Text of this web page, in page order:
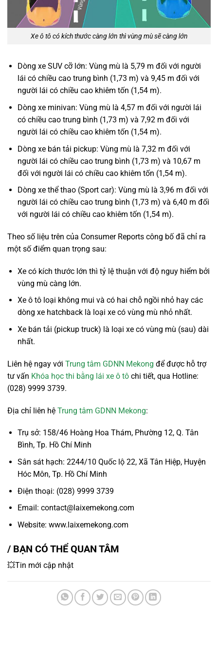
Xe ô tô có kích thước càng lớn thì vùng mù sẽ càng lớn
Dòng xe SUV cỡ lớn: Vùng mù là 5,79 m đối với người
lái có chiều cao trung bình (1,73 m) và 9,45 m đối với
người lái có chiều cao khiêm tốn (1,54 m).
Dòng xe minivan: Vùng mù là 4,57 m đối với người lái
có chiều cao trung bình (1,73 m) và 7,92 m đối với
người lái có chiều cao khiêm tốn (1,54 m).
Dòng xe bán tải pickup: Vùng mù là 7,32 m đối với
người lái có chiều cao trung bình (1,73 m) và 10,67 m
đối với người lái có chiều cao khiêm tốn (1,54 m).
Dòng xe thể thao (Sport car): Vùng mù là 3,96 m đối với
người lái có chiều cao trung bình (1,73 m) và 6,40 m đối
với người lái có chiều cao khiêm tốn (1,54 m).
Theo số liệu trên của Consumer Reports công bố đã chỉ ra
một số điểm quan trọng sau:
Xe có kích thước lớn thì tỷ lệ thuận với độ nguy hiểm bởi
vùng mù càng lớn.
Xe ô tô loại không mui và có hai chỗ ngồi nhỏ hay các
dòng xe hatchback là loại xe có vùng mù nhỏ nhất.
Xe bán tải (pickup truck) là loại xe có vùng mù (sau) dài
nhất.
Liên hệ ngay với Trung tâm GDNN Mekong để được hỗ trợ
tư vấn Khóa học thi bằng lái xe ô tô chi tiết, qua Hotline:
(028) 9999 3739.
Địa chỉ liên hệ Trung tâm GDNN Mekong:
Trụ sở: 158/46 Hoàng Hoa Thám, Phường 12, Q. Tân
Bình, Tp. Hồ Chí Minh
Sân sát hạch: 2244/10 Quốc lộ 22, Xã Tân Hiệp, Huyện
Hóc Môn, Tp. Hồ Chí Minh
Điện thoại: (028) 9999 3739
Email: contact@laixemekong.com
Website: www.laixemekong.com
/ BẠN CÓ THỂ QUAN TÂM
💥Tin mới cập nhật